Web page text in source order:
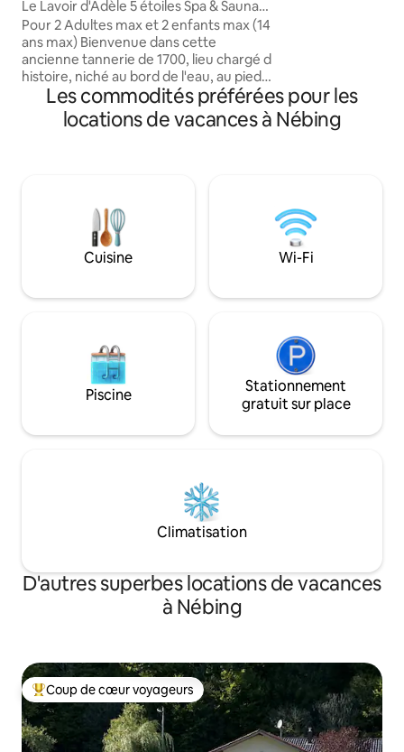
Le Lavoir d'Adèle 5 étoiles Spa & Sauna
Privatif
Pour 2 Adultes max et 2 enfants max (14
ans max) Bienvenue dans cette
ancienne tannerie de 1700, lieu chargé d
histoire, niché au bord de l'eau, au pied
d’un magnifique château médiéval. Le
Lavoir d Adèle allie le charme de l ancien
au confort moderne pour un séjour
euros/enfant Cuisine toute équipée Vue
apaisante sur la rivière et la nature
environnante
Les commodités préférées pour les
locations de vacances à Nébing
Cuisine Wi-Fi
Piscine
Stationnement
gratuit sur place
Climatisation
D'autres superbes locations de vacances
à Nébing
Coup de cœur voyageurs parmi les plus aimés
Coup de cœur voyageurs